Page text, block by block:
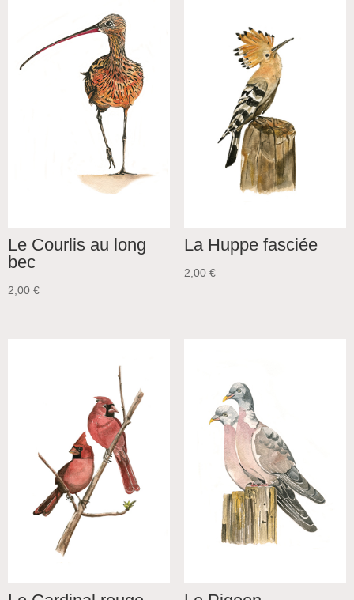
Le Courlis au long
bec
2,00 €
La Huppe fasciée
2,00 €